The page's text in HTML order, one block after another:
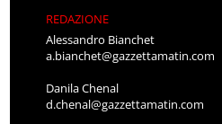
REDAZIONE
Alessandro Bianchet
a.bianchet@gazzettamatin.com
Danila Chenal
d.chenal@gazzettamatin.com